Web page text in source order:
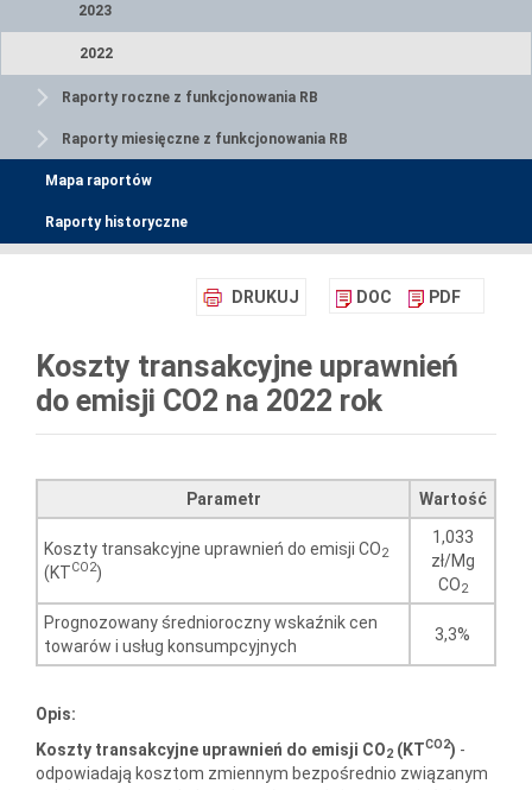
2023
2022
Raporty roczne z funkcjonowania RB
Raporty miesięczne z funkcjonowania RB
Mapa raportów
Raporty historyczne
DRUKUJ DOC PDF
Koszty transakcyjne uprawnień
do emisji CO2 na 2022 rok
Parametr Wartość
Koszty transakcyjne uprawnień do emisji CO2
(KTCO2)
1,033
zł/Mg
CO2
Prognozowany średnioroczny wskaźnik cen
towarów i usług konsumpcyjnych
3,3%
Opis:
Koszty transakcyjne uprawnień do emisji CO2 (KTCO2) -
odpowiadają kosztom zmiennym bezpośrednio związanym